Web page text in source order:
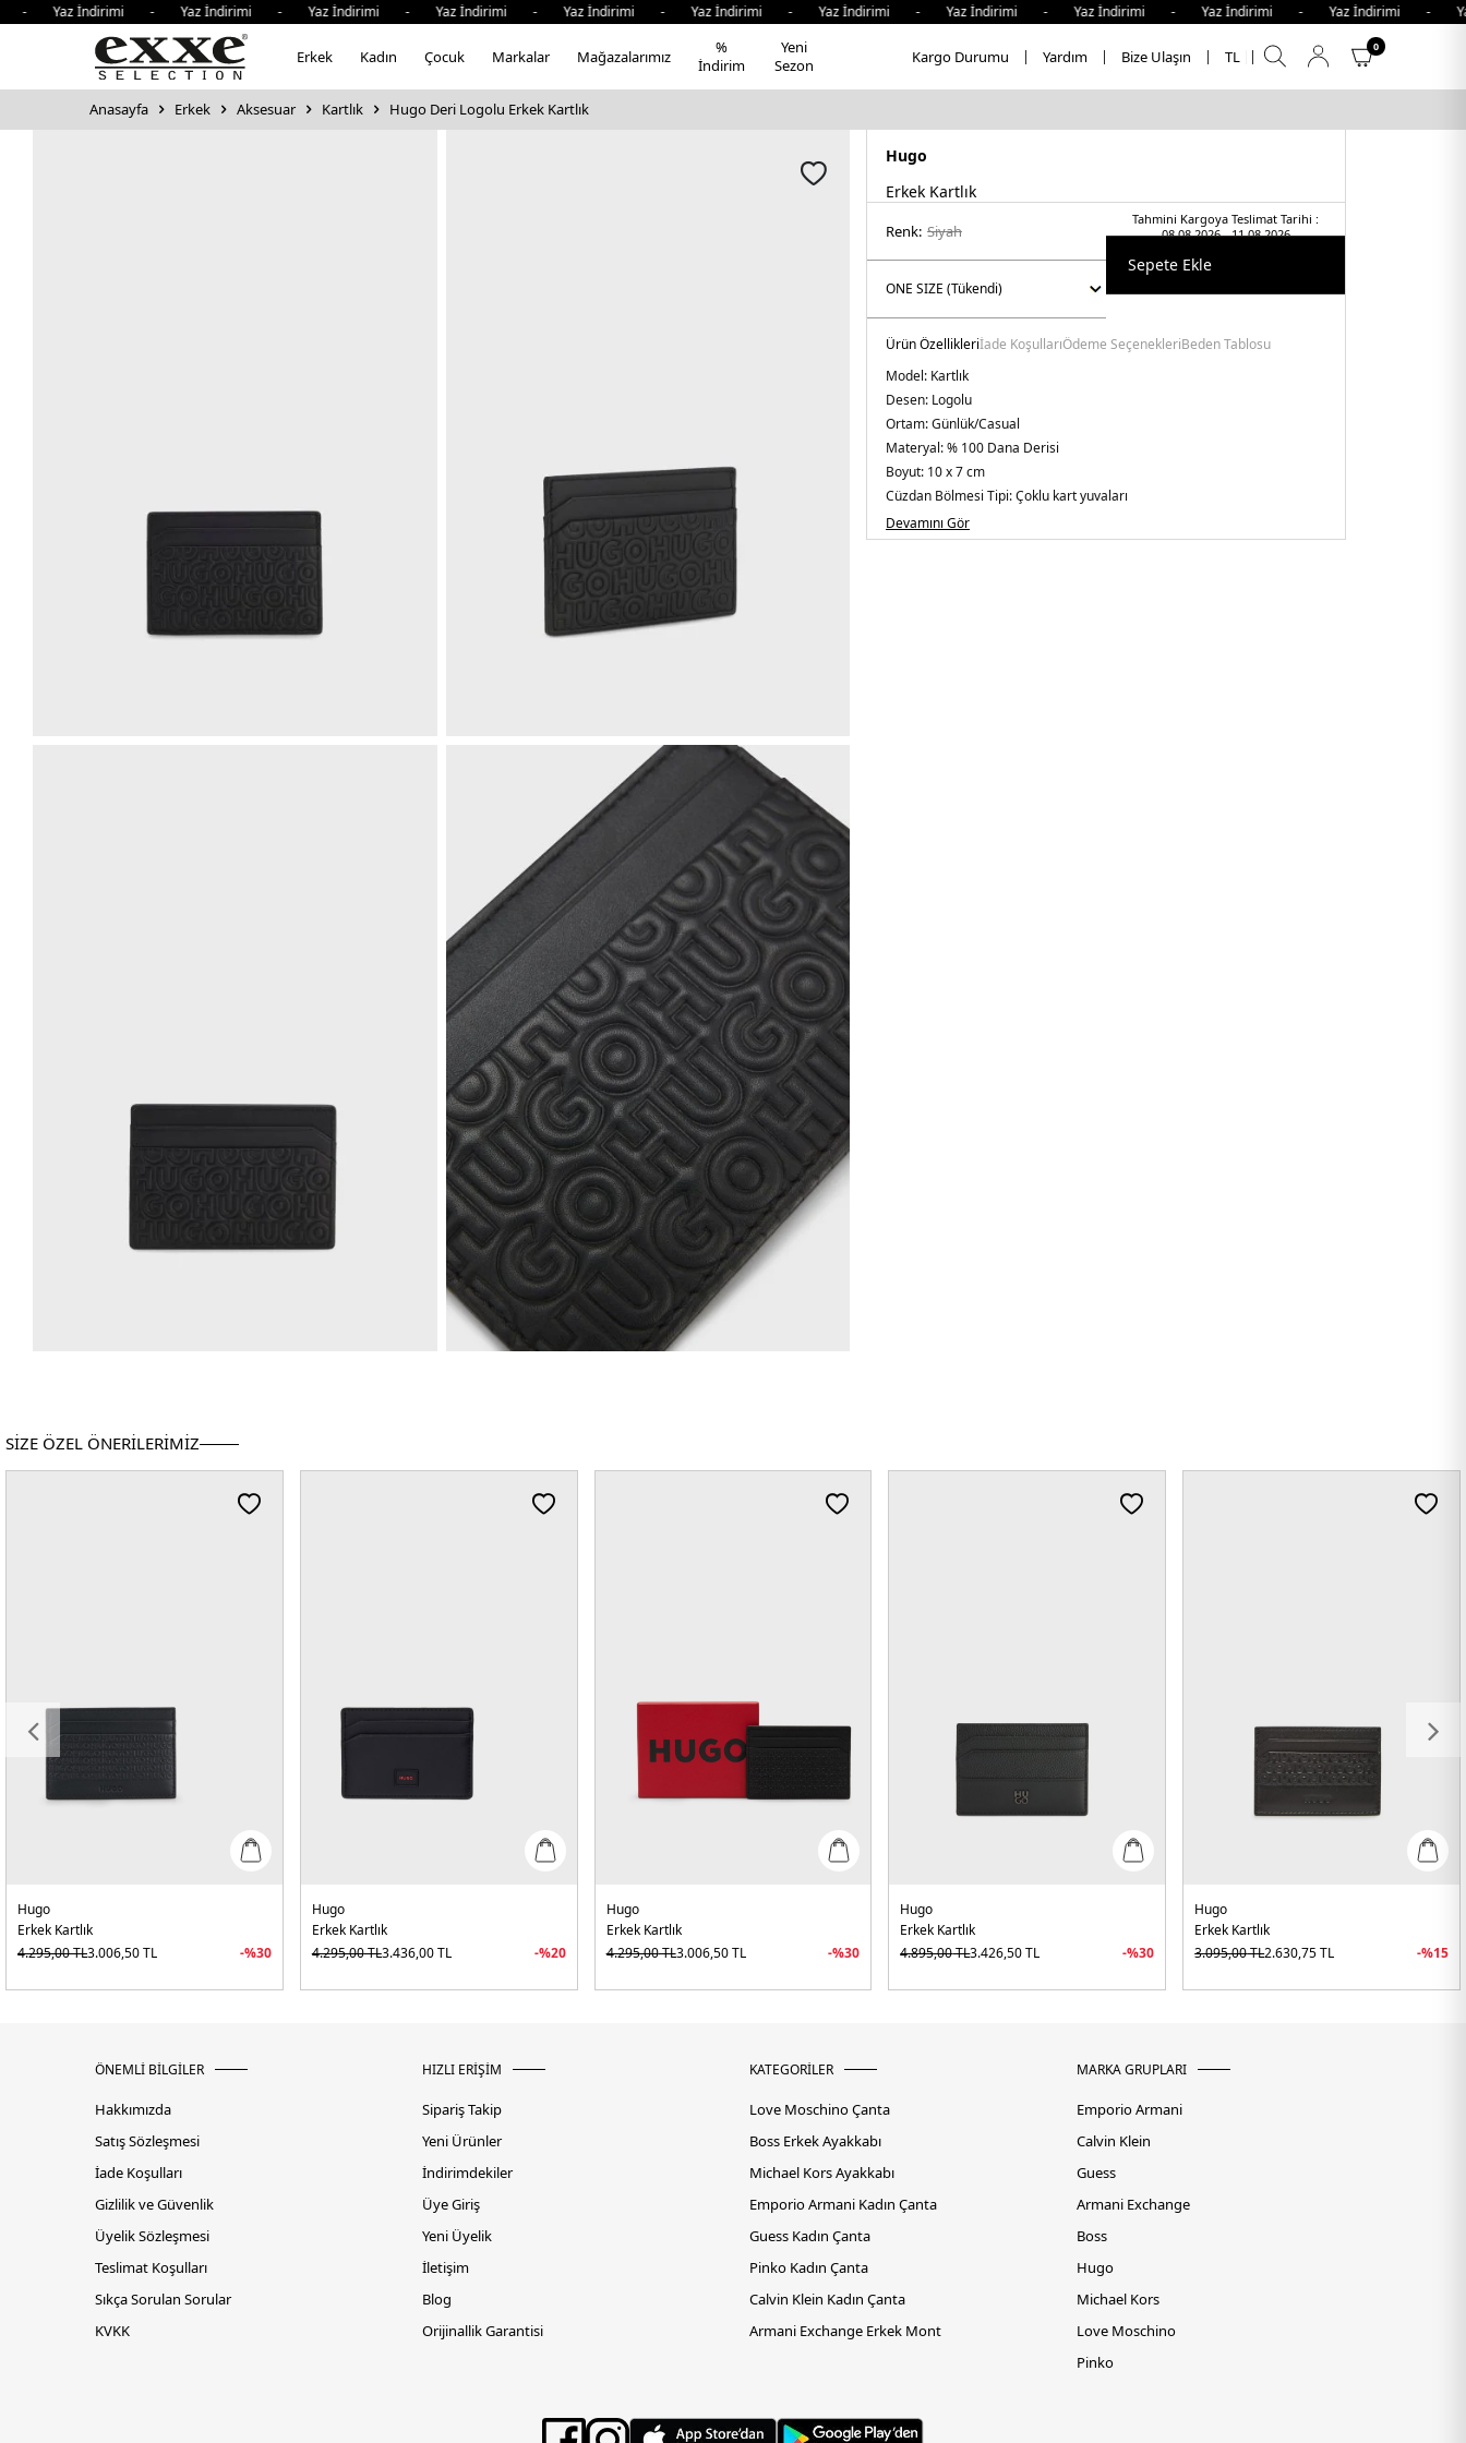
Yaz İndirimi - Yaz İndirimi - Yaz İndirimi - Yaz İndirimi - Yaz İndirimi - Yaz İndirimi - Yaz İndirimi - Yaz İndirimi - Yaz İndirimi - Yaz İndirimi - Yaz
Erkek Kadın Çocuk Markalar Mağazalarımız
%
İndirim
Yeni
Sezon
Kargo Durumu Yardım Bize Ulaşın TL
0
Anasayfa Erkek Aksesuar Kartlık Hugo Deri Logolu Erkek Kartlık
Hugo
Erkek Kartlık
Tahmini Kargoya Teslimat Tarihi :
08.08.2026 - 11.08.2026
Renk: si̇yah
Sepete Ekle
Ürün Özellikleriİade KoşullarıÖdeme SeçenekleriBeden Tablosu
Model: Kartlık
Desen: Logolu
Ortam:Günlük/Casual
Materyal:% 100 Dana Derisi
Boyut: 10 x 7 cm
Cüzdan Bölmesi Tipi:Çoklu kart yuvaları
Menşei:Hindistan
5DE150542009002.07
Devamını Gör
SİZE ÖZEL ÖNERİLERİMİZ
Hugo
Erkek Kartlık
4.295,00TL3.006,50TL -%30
Hugo
Erkek Kartlık
4.295,00TL3.436,00TL -%20
Hugo
Erkek Kartlık
4.295,00TL3.006,50TL -%30
Hugo
Erkek Kartlık
4.895,00TL3.426,50TL -%30
Hugo
Erkek Kartlık
3.095,00TL2.630,75TL -%15
ÖNEMLİ BİLGİLER
Hakkımızda
Satış Sözleşmesi
İade Koşulları
Gizlilik ve Güvenlik
Üyelik Sözleşmesi
Teslimat Koşulları
Sıkça Sorulan Sorular
KVKK
HIZLI ERİŞİM
Sipariş Takip
Yeni Ürünler
İndirimdekiler
Üye Giriş
Yeni Üyelik
İletişim
Blog
Orijinallik Garantisi
KATEGORİLER
Love Moschino Çanta
Boss Erkek Ayakkabı
Michael Kors Ayakkabı
Emporio Armani Kadın Çanta
Guess Kadın Çanta
Pinko Kadın Çanta
Calvin Klein Kadın Çanta
Armani Exchange Erkek Mont
MARKA GRUPLARI
Emporio Armani
Calvin Klein
Guess
Armani Exchange
Boss
Hugo
Michael Kors
Love Moschino
Pinko